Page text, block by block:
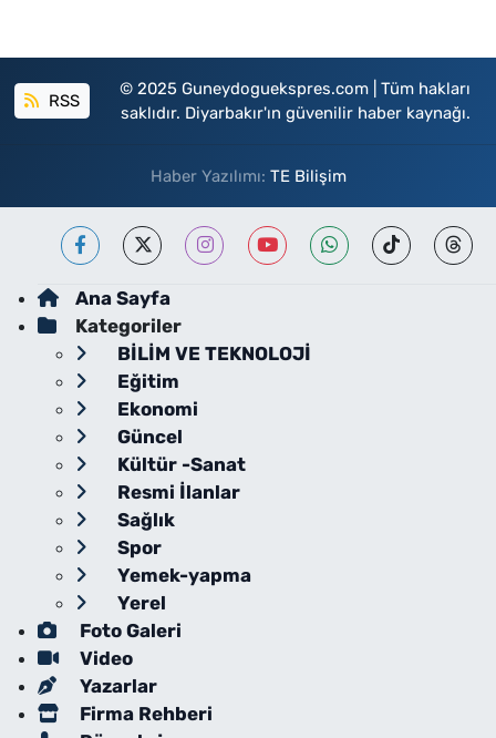
RSS
© 2025 Guneydoguekspres.com | Tüm hakları
saklıdır. Diyarbakır'ın güvenilir haber kaynağı.
Haber Yazılımı: TE Bilişim
Ana Sayfa
Kategoriler
BİLİM VE TEKNOLOJİ
Eğitim
Ekonomi
Güncel
Kültür -Sanat
Resmi İlanlar
Sağlık
Spor
Yemek-yapma
Yerel
Foto Galeri
Video
Yazarlar
Firma Rehberi